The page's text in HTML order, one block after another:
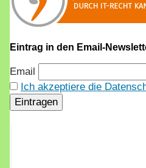
Eintrag in den Email-
Email
Ich akzeptiere die